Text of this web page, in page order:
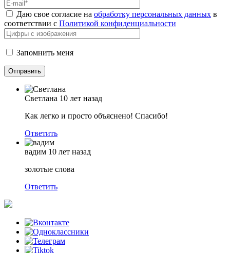
Даю свое согласие на обработку персональных данных в
соответствии с Политикой конфиденциальности
Запомнить меня
Светлана 10 лет назад
Как легко и просто объяснено! Спасибо!
Ответить
вадим 10 лет назад
золотые слова
Ответить